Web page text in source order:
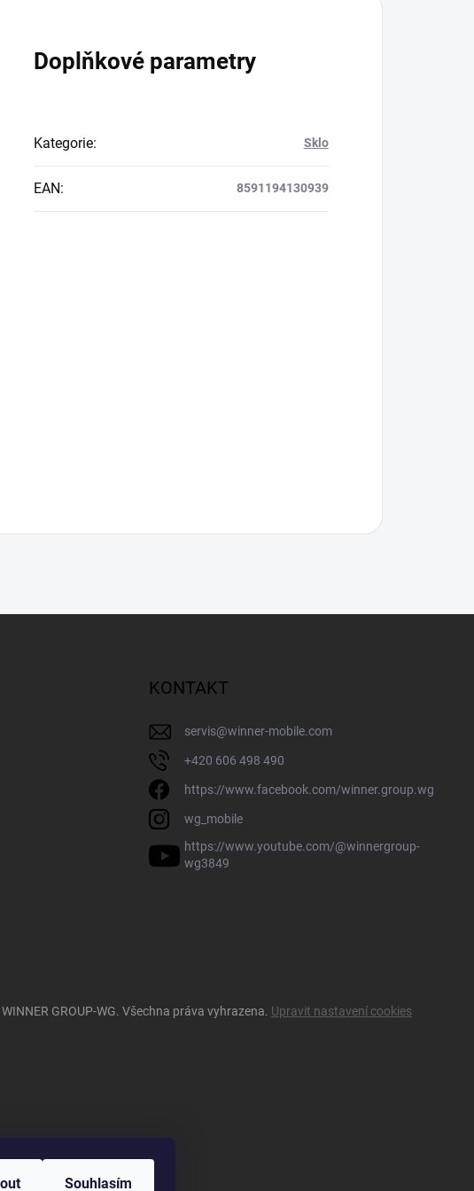
Souhlasím
Doplňkové parametry
Kategorie: Sklo
EAN: 8591194130939
KONTAKT
servis@winner-mobile.com
+420 606 498 490
https://www.facebook.com/winner.group.wg
wg_mobile
https://www.youtube.com/@winnergroup-
wg3849
WINNER GROUP-WG. Všechna práva vyhrazena. Upravit nastavení cookies